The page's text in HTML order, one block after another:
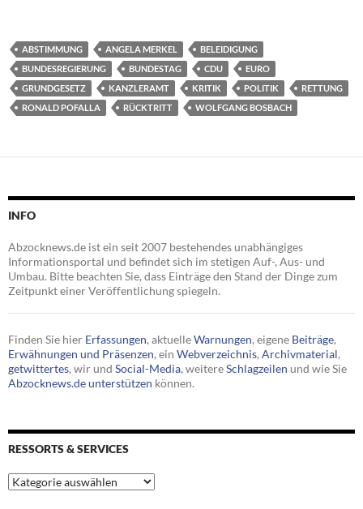
ABSTIMMUNG ANGELA MERKEL
BELEIDIGUNG
BUNDESREGIERUNG
BUNDESTAG CDU
EURO
GRUNDGESETZ
KANZLERAMT KRITIK POLITIK
RETTUNG
RONALD POFALLA
RÜCKTRITT WOLFGANG BOSBACH
INFO
Abzocknews.de ist ein seit 2007 bestehendes unabhängiges
Informationsportal und befindet sich im stetigen Auf-, Aus- und
Umbau. Bitte beachten Sie, dass Einträge den Stand der Dinge zum
Zeitpunkt einer Veröffentlichung spiegeln.
Finden Sie hier Erfassungen, aktuelleWarnungen, eigene Beiträge,
Erwähnungen und Präsenzen, ein Webverzeichnis, Archivmaterial,
getwittertes, wir und Social-Media, weitereSchlagzeilen und wie Sie
Abzocknews.de unterstützen können.
RESSORTS & SERVICES
Ressorts
&